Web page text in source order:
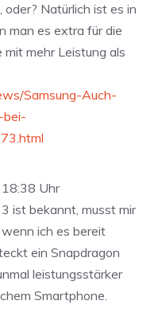
Natürlich ist es in
man es extra für die
mehr Leistung als
Samsung-Auch-
Uhr
ist bekannt, musst mir
ich es bereit
ein Snapdragon
leistungsstärker
Smartphone.